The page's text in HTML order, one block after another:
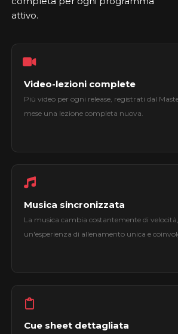
attivo.
Video-lezioni complete
Più video per ogni release, registrati dal
mese una lezione completa nuova.
Musica sincronizzata
La musica cambia costantemente di
un'esperienza di allenamento unica e
Cue sheet dettagliata